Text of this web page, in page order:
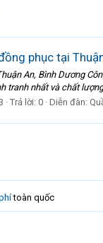
phục tại
An, Bình Dương
tranh nhất và chất
Trả lời: 0 Diễn đàn:
toàn quốc